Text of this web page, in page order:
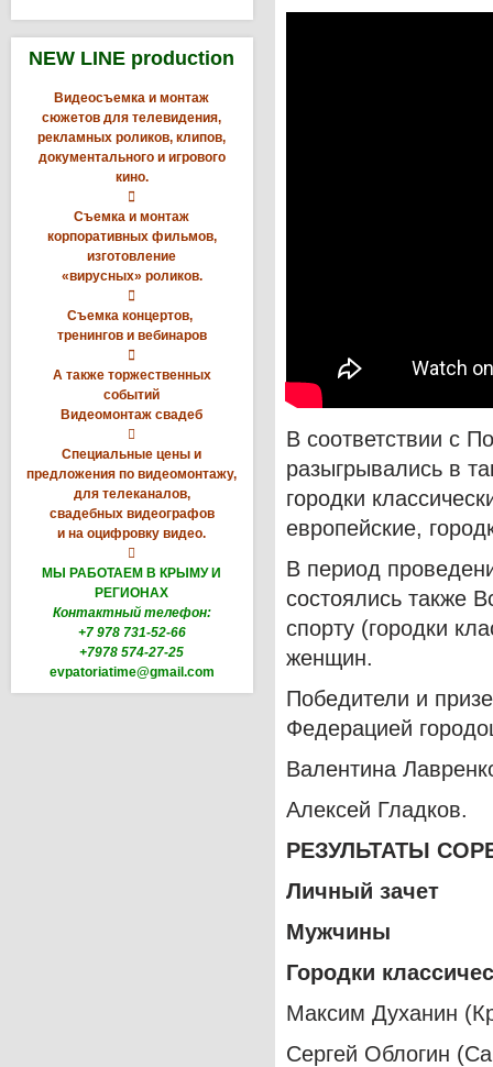
NEW LINE production
Видеосъемка и монтаж
сюжетов для телевидения,
рекламных роликов, клипов,
документального и игрового
кино.

Съемка и монтаж
корпоративных фильмов,
изготовление
«вирусных» роликов.

Съемка концертов,
тренингов и вебинаров

А также торжественных
событий
Видеомонтаж свадеб

Специальные цены и
предложения по видеомонтажу,
для телеканалов,
свадебных видеографов
и на оцифровку видео.

МЫ РАБОТАЕМ В КРЫМУ И
РЕГИОНАХ
Контактный телефон:
+7 978 731-52-66
+7978 574-27-25
evpatoriatime@gmail.com
В соответствии с
разыгрывались в
городки
европейские,
В период
состоялись также
спорту (городки
женщин.
Победители и
Федерацией
Валентина
Алексей Гладков.
РЕЗУЛЬТАТЫ
Личный зачет
Мужчины
Городки
Максим Духанин
Сергей Облогин